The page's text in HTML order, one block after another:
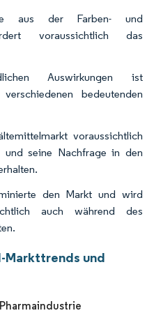
aus der Farben- und
voraussichtlich das
Auswirkungen ist
bedeutenden
voraussichtlich
seine Nachfrage in den
den Markt und wird
auch während des
Markttrends und